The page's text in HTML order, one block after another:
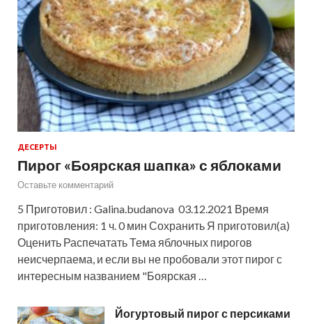
ДЕСЕРТЫ
Пирог «Боярская шапка» с яблоками
Оставьте комментарий
5 Приготовил : Galina.budanova 03.12.2021 Время
приготовления: 1 ч. 0 мин Сохранить Я приготовил(а)
Оценить Распечатать Тема яблочных пирогов
неисчерпаема, и если вы не пробовали этот пирог с
интересным названием "Боярская …
Йогуртовый пирог с персиками